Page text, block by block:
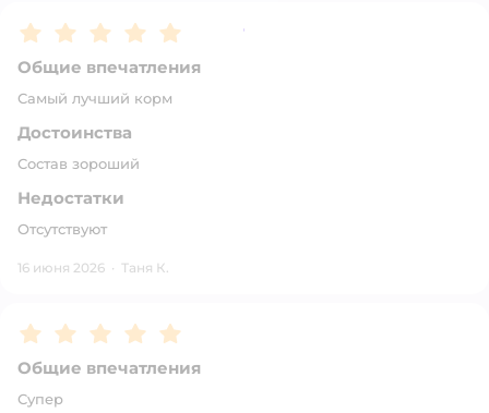
Рейтинг:5
Общие впечатления
Самый лучший корм
Достоинства
Состав зороший
Недостатки
Отсутствуют
16 июня 2026 · Таня К.
Рейтинг:5
Общие впечатления
Супер